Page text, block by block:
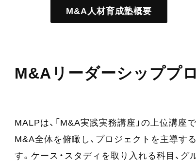
M&A人材育成塾概要
M&Aリーダーシッププ
MALPは、「M&A実践実務講座」の上位講座
M&A全体を俯瞰し、プロジェクトを主導す
す。ケース・スタディを取り入れる科目、